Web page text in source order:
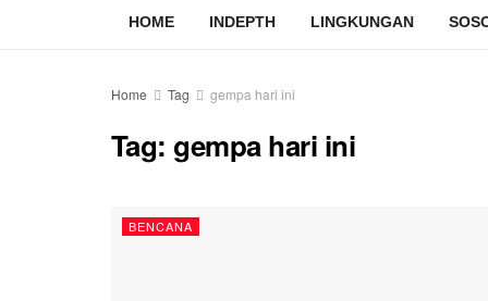
HOME INDEPTH LINGKUNGAN
Home Tag gempa hari ini
Tag: gempa hari ini
BENCANA